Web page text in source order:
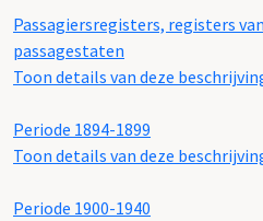
Passagiersregisters, registers
passagestaten
Toon details van deze
Periode 1894-1899
Toon details van deze
Periode 1900-1940